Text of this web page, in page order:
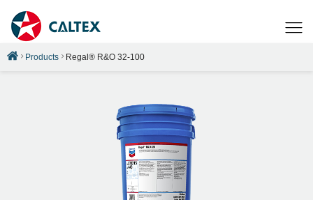
Products Regal® R&O 32-100